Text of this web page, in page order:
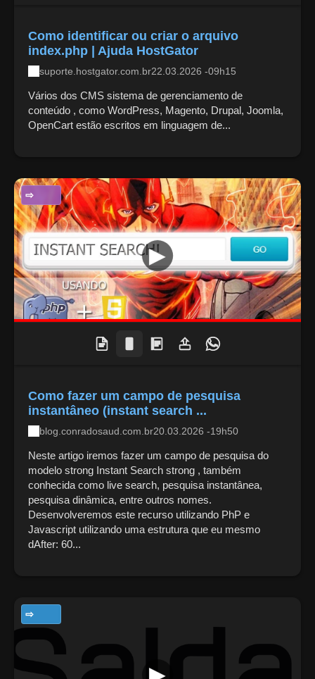
Como identificar ou criar o arquivo
index.php | Ajuda HostGator
suporte.hostgator.com.br22.03.2026 -09h15
Vários dos CMS sistema de gerenciamento de
conteúdo , como WordPress, Magento, Drupal, Joomla,
OpenCart estão escritos em linguagem de...
CIÊNCIA
Como fazer um campo de pesquisa
instantâneo (instant search ...
blog.conradosaud.com.br20.03.2026 -19h50
Neste artigo iremos fazer um campo de pesquisa do
modelo strong Instant Search strong , também
conhecida como live search, pesquisa instantânea,
pesquisa dinâmica, entre outros nomes.
Desenvolveremos este recurso utilizando PhP e
Javascript utilizando uma estrutura que eu mesmo
dAfter: 60...
TECNOLOGIA